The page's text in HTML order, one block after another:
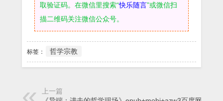
取验证码。在微信里搜索“快乐随言”或微信扫
描二维码关注微信公众号。
标签： 哲学宗教
上一篇